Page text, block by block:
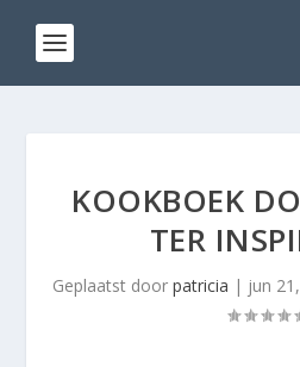
KOOKBOEK
TER
Geplaatst door patricia | jun